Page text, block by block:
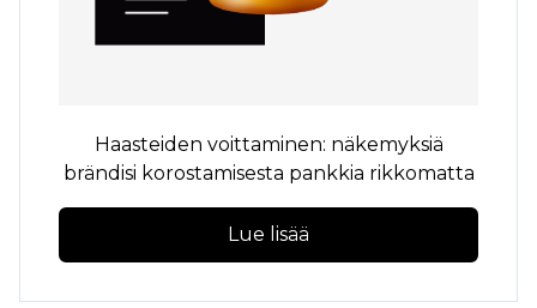
Haasteiden voittaminen: näkemyksiä
brändisi korostamisesta pankkia rikkomatta
Lue lisää